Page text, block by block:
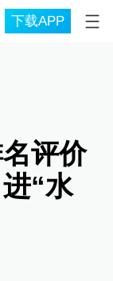
下载APP
评价
“水